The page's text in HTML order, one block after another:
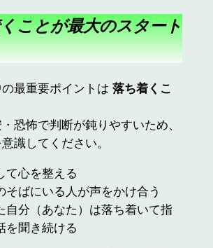
ことが最大のスタート
最重要ポイントは 落ち着くこ
恐怖で判断が鈍りやすいため、
識してください。
て心を整える
そばにいる人が声をかけ合う
自分（あなた）は落ち着いて指
を聞き続ける